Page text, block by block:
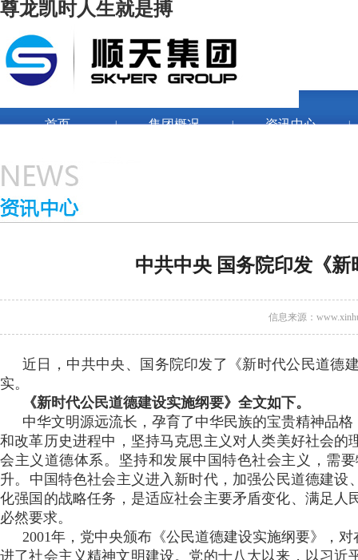
尊龙凯时人生就是搏
首页 | 集团概况 | 资讯中心 |
中共中央 国务院印发《
信息来源 ：
近日 ，中共中央、国务院印发了《新时代公民道德
实。
《新时代公民道德建设实施纲要》全文如下 。
中华文明源远流长 ，孕育了中华民族的宝贵精神品格
和改革历史进程中 ，坚持马克思主义对人类美好社会的
会主义道德体系。坚持和发展中国特色社会主义，
升 。中国特色社会主义进入新时代 ，加强公民道德建设
化强国的战略任务，是适应社会主要矛盾变化、满足
必然要求。
2001年，党中央颁布《公民道德建设实施纲要》
进了社会主义精神文明建设。党的十八大以来，以习